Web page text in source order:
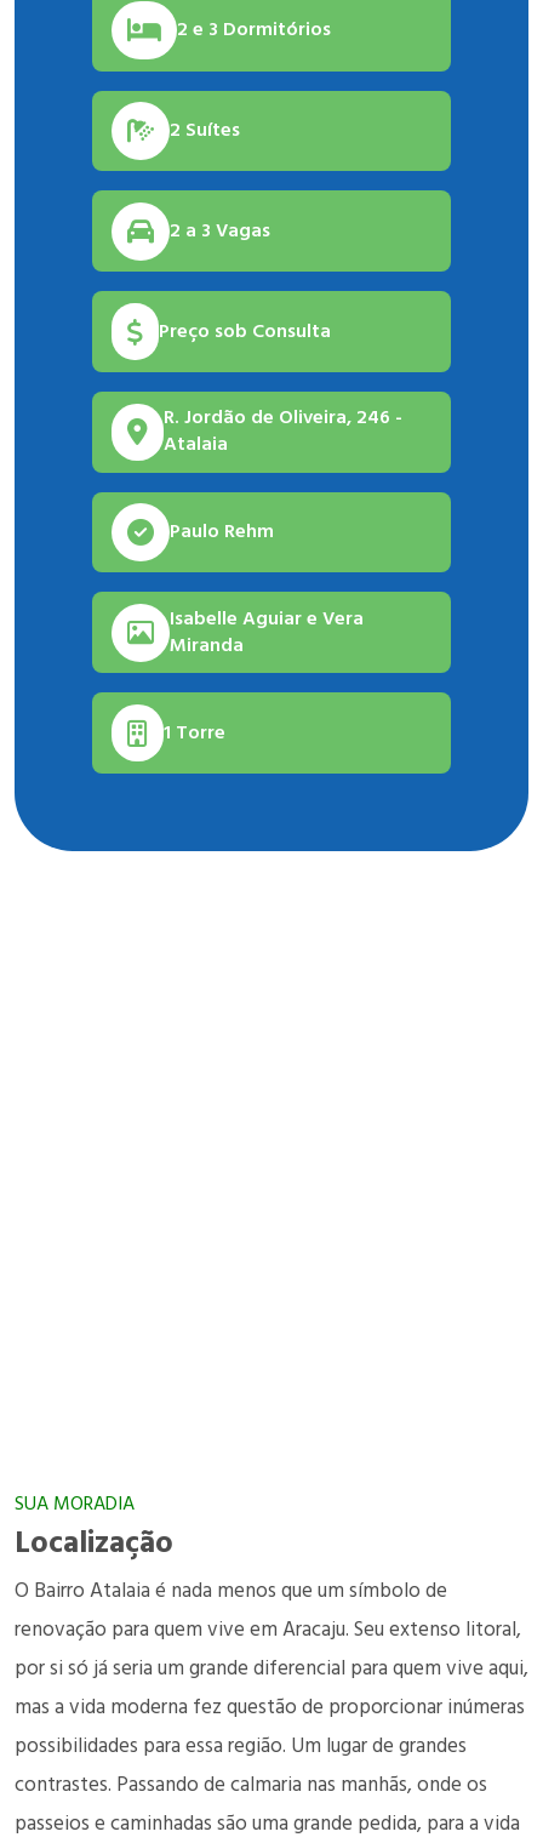
2 e 3 Dormitórios
2 Suítes
2 a 3 Vagas
Preço sob Consulta
R. Jordão de Oliveira, 246 -
Atalaia
Paulo Rehm
Isabelle Aguiar e Vera
Miranda
1 Torre
SUA MORADIA
Localização
O Bairro Atalaia é nada menos que um símbolo de
renovação para quem vive em Aracaju. Seu extenso litoral,
por si só já seria um grande diferencial para quem vive aqui,
mas a vida moderna fez questão de proporcionar inúmeras
possibilidades para essa região. Um lugar de grandes
contrastes. Passando de calmaria nas manhãs, onde os
passeios e caminhadas são uma grande pedida, para a vida